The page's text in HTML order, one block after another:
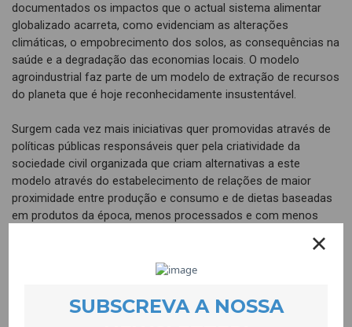
documentados os impactos que o actual sistema alimentar
globalizado acarreta, como evidenciam as alterações
climáticas, o empobrecimento dos solos, as consequências na
saúde e a degradação das economias locais. O modelo
agroindustrial faz parte de um modelo de extração de recursos
do planeta que é hoje reconhecidamente insustentável.
Surgem cada vez mais iniciativas quer promovidas através de
políticas públicas responsáveis quer pela criatividade da
sociedade civil organizada que criam alternativas a este
modelo através do estabelecimento de relações de maior
proximidade entre produção e consumo e de dietas baseadas
em produtos da época, menos processados e com menos
colectivo, este foi o primeiro debate da Manifesta que adoptou
como lema “construir comunidades justas e sustentáveis.”
O webinário teve uma qualidade extraordinária e está disponível